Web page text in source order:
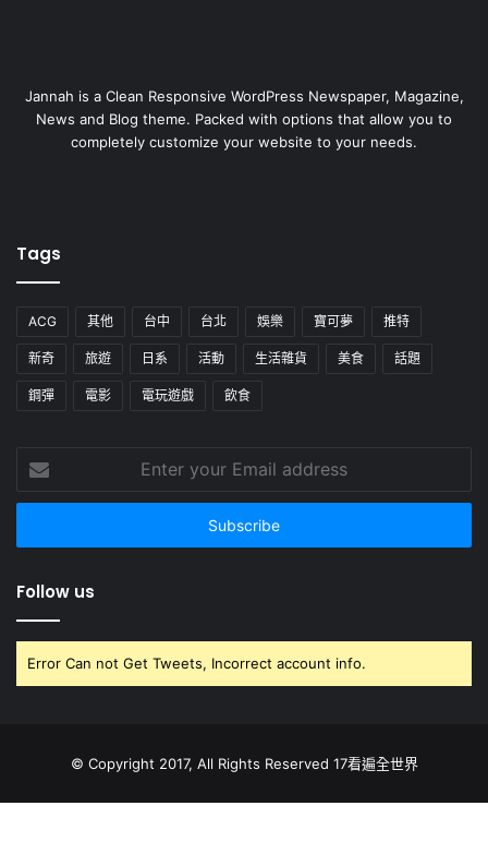
Jannah is a Clean Responsive WordPress Newspaper, Magazine,
News and Blog theme. Packed with options that allow you to
completely customize your website to your needs.
Tags
ACG 其他 台中 台北 娛樂 寶可夢 推特
新奇 旅遊 日系 活動 生活雜貨 美食 話題
鋼彈 電影 電玩遊戲 飲食
your
Email
Follow us
Error Can not Get Tweets, Incorrect account info.
© Copyright 2017, All Rights Reserved 17看遍全世界